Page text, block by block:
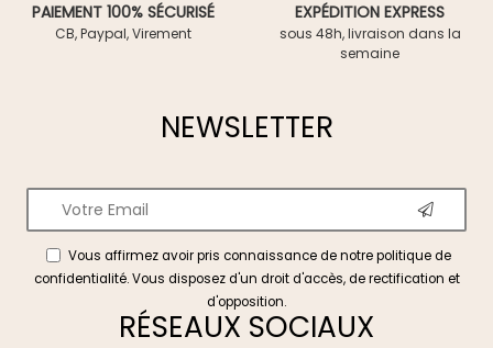
PAIEMENT 100% SÉCURISÉ
CB, Paypal, Virement
EXPÉDITION EXPRESS
sous 48h, livraison dans la
semaine
NEWSLETTER
Vous affirmez avoir pris connaissance de notrepolitique de
confidentialité. Vous disposez d'un droit d'accès, de rectification et
d'opposition.
RÉSEAUX SOCIAUX